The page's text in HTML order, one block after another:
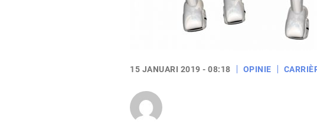
15 JANUARI 2019 - 08:18 OPINIE